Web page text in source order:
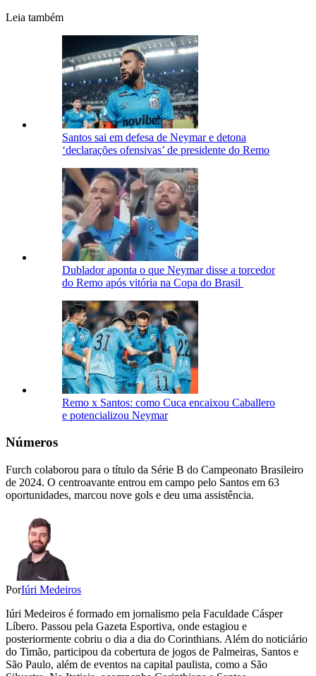
Leia também
Santos sai em defesa de Neymar e detona
‘declarações ofensivas’ de presidente do Remo
Dublador aponta o que Neymar disse a torcedor
do Remo após vitória na Copa do Brasil
Remo x Santos: como Cuca encaixou Caballero
e potencializou Neymar
Números
Furch colaborou para o título da Série B do Campeonato Brasileiro
de 2024. O centroavante entrou em campo pelo Santos em 63
oportunidades, marcou nove gols e deu uma assistência.
PorIúri Medeiros
Iúri Medeiros é formado em jornalismo pela Faculdade Cásper
Líbero. Passou pela Gazeta Esportiva, onde estagiou e
posteriormente cobriu o dia a dia do Corinthians. Além do noticiário
do Timão, participou da cobertura de jogos de Palmeiras, Santos e
São Paulo, além de eventos na capital paulista, como a São